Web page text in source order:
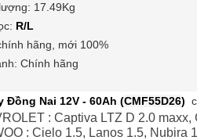
17.49Kg
R/L
hãng, mới 100%
Chính hãng
Đồng Nai 12V - 60Ah (CMF55D26)
: Captiva LTZ D 2.0 maxx,
: Cielo 1.5, Lanos 1.5, Nubira